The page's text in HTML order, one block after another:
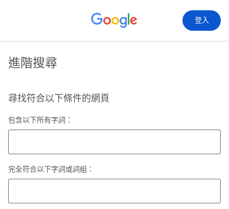
登入
進階搜尋
尋找符合以下條件的網頁
包含以下所有字詞：
完全符合以下字詞或詞組：